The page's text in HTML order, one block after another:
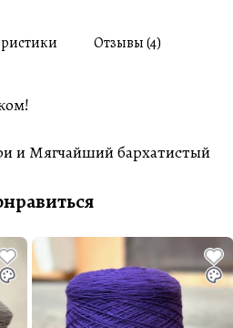
Отзывы (4)
и Мягчайший бархатистый